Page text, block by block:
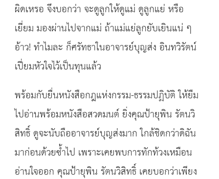
ผิดเหรอ จึงบอกว่า จะดูลูกให้ดูแม่ ดูลูกแย่ หรือ
เยี่ยม มองผ่านไปจากแม่ ถ้าแม่แย่ลูกยับเยินแน่ ๆ
อ้าว! ทำไมละ ก็ศรัทธาในอาจารย์บุญส่ง อินทวิรัตน์
เปี่ยมหัวใจไว้เป็นทุนแล้ว
พร้อมกับยื่นหนังสือกฎแห่งกรรม-ธรรมปฏิบัติ ให้ยืม
ไปอ่านพร้อมหนังสือสวดมนต์ ยิ่งคุณป้ายุพิน รัตนวิ
สิทธิ์ ดูจะนับถืออาจารย์บุญส่งมาก ใกล้ชิดกว่าดิฉัน
มาก่อนด้วยซ้ำไป เพราะเคยพบการทักท้วงเหมือน
อ่านใจออก คุณป้ายุพิน รัตนวิสิทธิ์ เคยบอกว่าเพียง